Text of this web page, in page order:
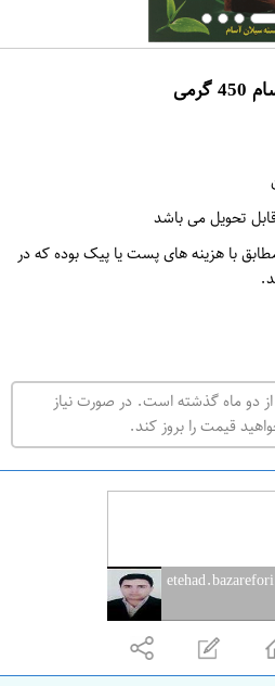
ف
ر
ت
ه
ر
ا
ص
ف
ه
تحویل می باشد
با هزینه های پست یا پیک بوده که در
از دو ماه گذشته است. در صورت نیاز
قیمت را بروز کند.